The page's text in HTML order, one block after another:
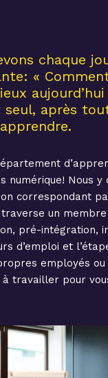
chaque
«
après
numérique! Nous y
correspondant
un
pré-intégration,
d’emploi et
employés
travailler pour